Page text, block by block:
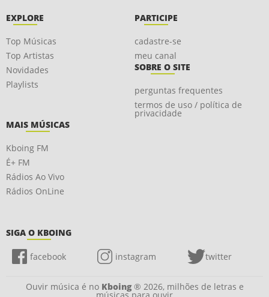
EXPLORE
Top Músicas
Top Artistas
Novidades
Playlists
PARTICIPE
cadastre-se
meu canal
SOBRE O SITE
perguntas frequentes
termos de uso / política de
privacidade
MAIS MÚSICAS
Kboing FM
É+ FM
Rádios Ao Vivo
Rádios OnLine
SIGA O KBOING
facebook instagram twitter
Ouvir música é no Kboing® 2026, milhões de letras e
músicas para ouvir